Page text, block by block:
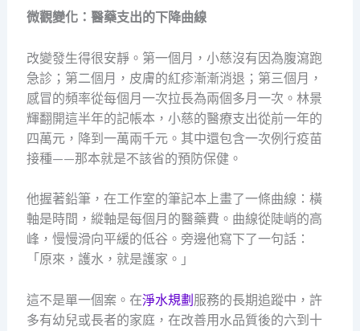
微觀變化：醫藥支出的下降曲線
改變發生得很安靜。第一個月，小慈沒有因為腹瀉跑
急診；第二個月，皮膚的紅疹漸漸消退；第三個月，
感冒的頻率從每個月一次拉長為兩個多月一次。林景
輝翻開這半年的記帳本，小慈的醫療支出從前一年的
四萬元，降到一萬兩千元。其中還包含一次例行疫苗
接種——那本就是不該省的預防保健。
他握著鉛筆，在工作室的筆記本上畫了一條曲線：橫
軸是時間，縱軸是每個月的醫藥費。曲線從陡峭的高
峰，慢慢滑向平緩的低谷。旁邊他寫下了一句話：
「原來，護水，就是護家。」
這不是單一個案。在淨水規劃 服務的長期追蹤中，許
多有幼兒或長者的家庭，在改善用水品質後的六到十